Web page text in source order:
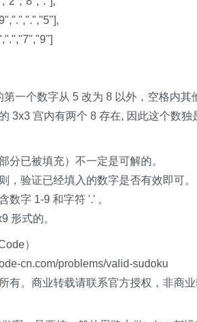
一个数字从 5 改为 8 以外，空格内其
3x3 宫内有两个 8 存在, 因此这个数独
分已被填充）不一定是可解的。
，验证已经填入的数字是否有效即可。
数字 1-9 和字符 '.' 。
形式的。
）
cn.com/problems/valid-sudoku
有。商业转载请联系官方授权，非商业